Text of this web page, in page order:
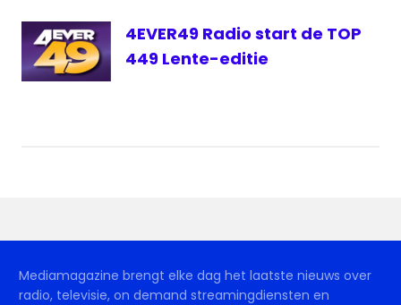
4EVER49 Radio start de TOP
449 Lente-editie
Mediamagazine brengt elke dag het laatste nieuws over
radio, televisie, on demand streamingdiensten en